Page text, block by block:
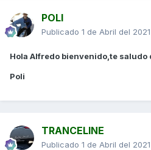
POLI
Publicado 1 de Abril del 2021
Hola Alfredo bienvenido,te saludo
Poli
TRANCELINE
Publicado 1 de Abril del 2021